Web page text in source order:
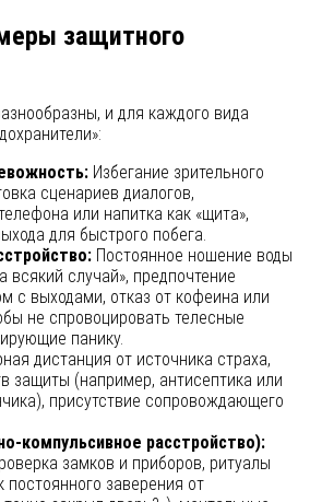
защитного
и для каждого вида
Избегание зрительного
сценариев диалогов,
или напитка как «щита»,
для быстрого побега.
Постоянное ношение воды
всякий случай», предпочтение
с выходами, отказ от кофеина или
не спровоцировать телесные
панику.
дистанция от источника страха,
защиты (например, антисептика или
присутствие сопровождающего
компульсивное расстройство):
замков и приборов, ритуалы
постоянного заверения от